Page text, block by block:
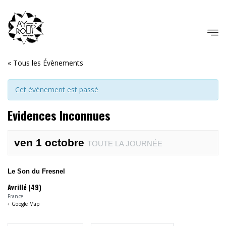
« Tous les Évènements
Cet évènement est passé
Evidences Inconnues
ven 1 octobre TOUTE LA JOURNÉE
Le Son du Fresnel
Avrillé (49)
France
+ Google Map